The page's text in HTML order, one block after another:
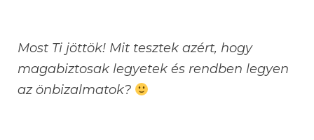
Most Ti jöttök! Mit tesztek azért, hogy
magabiztosak legyetek és rendben legyen
az önbizalmatok?